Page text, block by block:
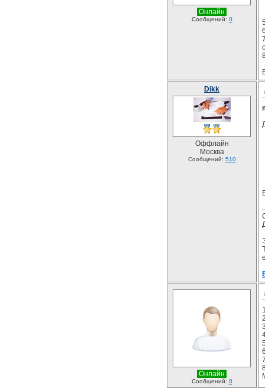
Онлайн
Сообщений: 0
Dikk
Оффлайн
Москва
Сообщений: 510
Онлайн
Сообщений: 0